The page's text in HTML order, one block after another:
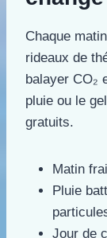
Chaque
rideaux de
balayer CO₂
pluie ou le
gratuits.
Matin
Pluie
Jour de